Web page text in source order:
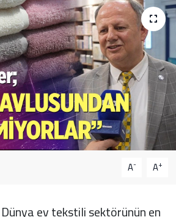
A- A+
Dünya ev tekstili sektörünün en